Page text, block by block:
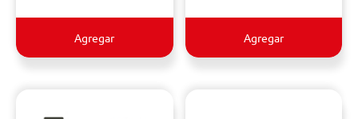
Agregar Agregar